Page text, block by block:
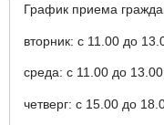
График приема
вторник: с 11.00 до
среда: с 11.00 до
четверг: с 15.00 до